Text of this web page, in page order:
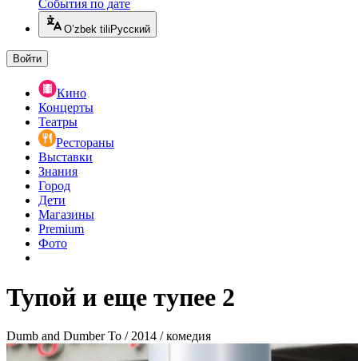
События по дате
O’zbek tili Русский
Войти
Кино
Концерты
Театры
Рестораны
Выставки
Знания
Город
Дети
Магазины
Premium
Фото
Тупой и еще тупее 2
Dumb and Dumber To / 2014 / комедия